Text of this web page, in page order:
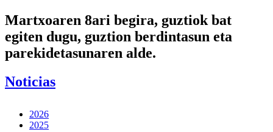
Martxoaren 8ari begira, guztiok bat
egiten dugu, guztion berdintasun eta
parekidetasunaren alde.
Noticias
2026
2025